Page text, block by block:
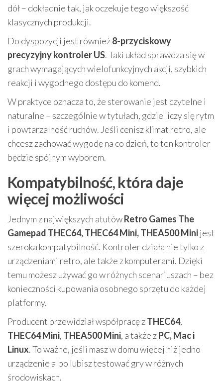
dół – dokładnie tak, jak oczekuje tego większość
klasycznych produkcji.
Do dyspozycji jest również8-przyciskowy
precyzyjny kontroler US. Taki układ sprawdza się w
grach wymagających wielofunkcyjnych akcji, szybkich
reakcji i wygodnego dostępu do komend.
W praktyce oznacza to, że sterowanie jest czytelne i
naturalne – szczególnie w tytułach, gdzie liczy się rytm
i powtarzalność ruchów. Jeśli cenisz klimat retro, ale
chcesz zachować wygodę na co dzień, to ten kontroler
będzie spójnym wyborem.
Kompatybilność, która daje
więcej możliwości
Jednym z największych atutówRetro Games The
Gamepad THEC64, THEC64 Mini, THEA500 Minijest
szeroka kompatybilność. Kontroler działa nie tylko z
urządzeniami retro, ale także z komputerami. Dzięki
temu możesz używać go w różnych scenariuszach – bez
konieczności kupowania osobnego sprzętu do każdej
platformy.
Producent przewidział współpracę zTHEC64,
THEC64 Mini, THEA500 Mini, a także zPC, Mac i
Linux. To ważne, jeśli masz w domu więcej niż jedno
urządzenie albo lubisz testować gry w różnych
środowiskach.